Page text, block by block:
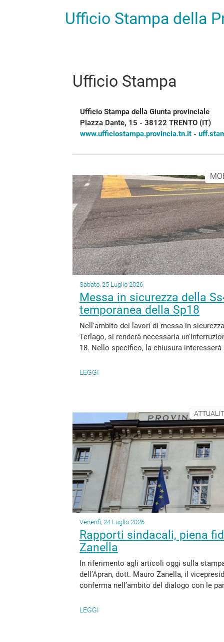
Ufficio Stampa della
Ufficio Stampa
Ufficio Stampa della Giunta provinciale
Piazza Dante, 15 - 38122 TRENTO (IT)
www.ufficiostampa.provincia.tn.it -
Sabato, 25 Luglio 2026
Messa in sicurezza della
temporanea della Sp18
Nell'ambito dei lavori di messa in
Terlago, si renderà necessaria
18. Nello specifico, la chiusura
LEGGI
Venerdì, 24 Luglio 2026
Rapporti sindacali, piena
Zanella
In riferimento agli articoli oggi sulla
dell’Apran, dott. Mauro Zanella, il
conferma nell’ambito del dialogo con le
LEGGI